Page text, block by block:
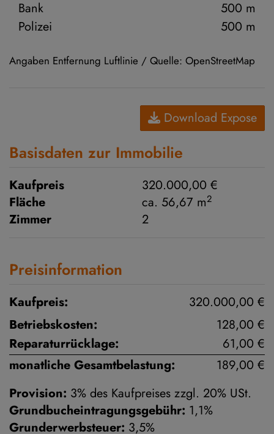
Bank
500 m
Polizei
500 m
Angaben Entfernung Luftlinie / Quelle: OpenStreetMap
Download Expose
Basisdaten zur Immobilie
Kaufpreis
320.000,00 €
Fläche
ca. 56,67 m2
Zimmer 2
Preisinformation
Kaufpreis:
320.000,00 €
Betriebskosten:
128,00 €
Reparaturrücklage:
61,00 €
monatliche Gesamtbelastung:
189,00 €
Provision: 3% des Kaufpreises zzgl. 20% USt.
Grundbucheintragungsgebühr: 1,1%
Grunderwerbsteuer: 3,5%